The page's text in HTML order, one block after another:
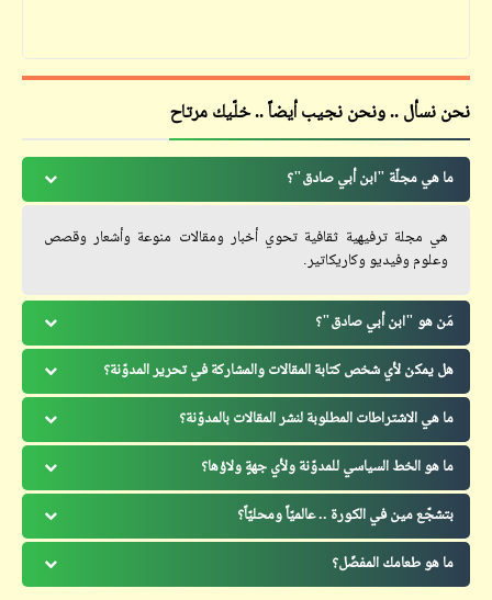
نحن نسأل .. ونحن نجيب أيضاً .. خلّيك مرتاح
ما هي مجلّة "ابن أبي صادق"؟
هي مجلة ترفيهية ثقافية تحوي أخبار ومقالات منوعة وأشعار وقصص
وعلوم وفيديو وكاريكاتير.
مَن هو "ابن أبي صادق"؟
هل يمكن لأي شخص كتابة المقالات والمشاركة في تحرير المدوّنة؟
ما هي الاشتراطات المطلوبة لنشر المقالات بالمدوّنة؟
ما هو الخط السياسي للمدوّنة ولأي جهةٍ ولاؤها؟
بتشجّع مين في الكورة .. عالميّاً ومحليّاً؟
ما هو طعامك المفضّل؟